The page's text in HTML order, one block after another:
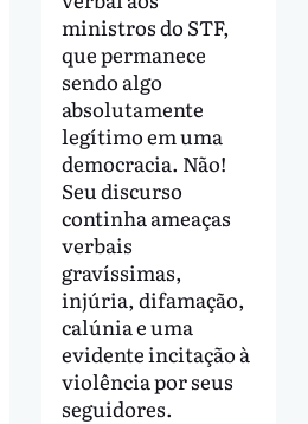
ministros do STF,
que permanece
sendo algo
absolutamente
legítimo em uma
democracia. Não!
Seu discurso
continha ameaças
verbais
gravíssimas,
injúria, difamação,
calúnia e uma
evidente incitação à
violência por seus
seguidores.